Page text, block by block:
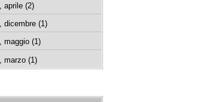
aprile (2)
dicembre (1)
maggio (1)
marzo (1)